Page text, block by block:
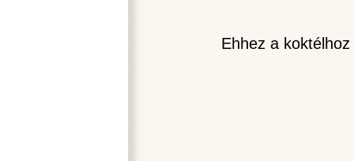
Ehhez a